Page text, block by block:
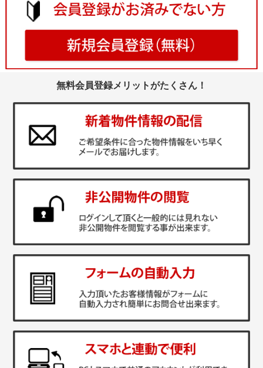
無料会員登録メリットがたくさん！